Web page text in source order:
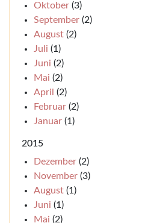
Oktober (3)
September (2)
August (2)
Juli (1)
Juni (2)
Mai (2)
April (2)
Februar (2)
Januar (1)
2015
Dezember (2)
November (3)
August (1)
Juni (1)
Mai (2)